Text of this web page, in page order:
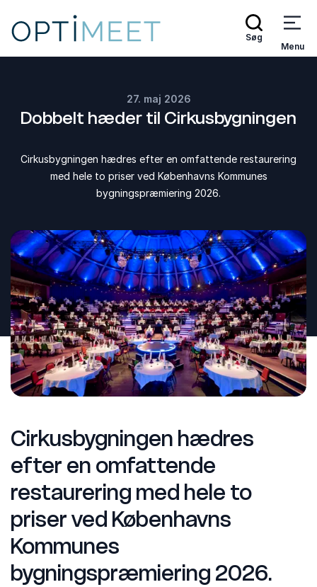
Søg
Menu
27. maj 2026
Dobbelt hæder til Cirkusbygningen
Cirkusbygningen hædres efter en omfattende restaurering
med hele to priser ved Københavns Kommunes
bygningspræmiering 2026.
Cirkusbygningen hædres
efter en omfattende
restaurering med hele to
priser ved Københavns
Kommunes
bygningspræmiering 2026.